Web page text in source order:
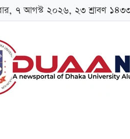
৭ আগস্ট ২০২৬, ২৩ শ্রাবণ